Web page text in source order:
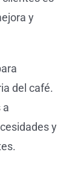
y
del café.
a
y